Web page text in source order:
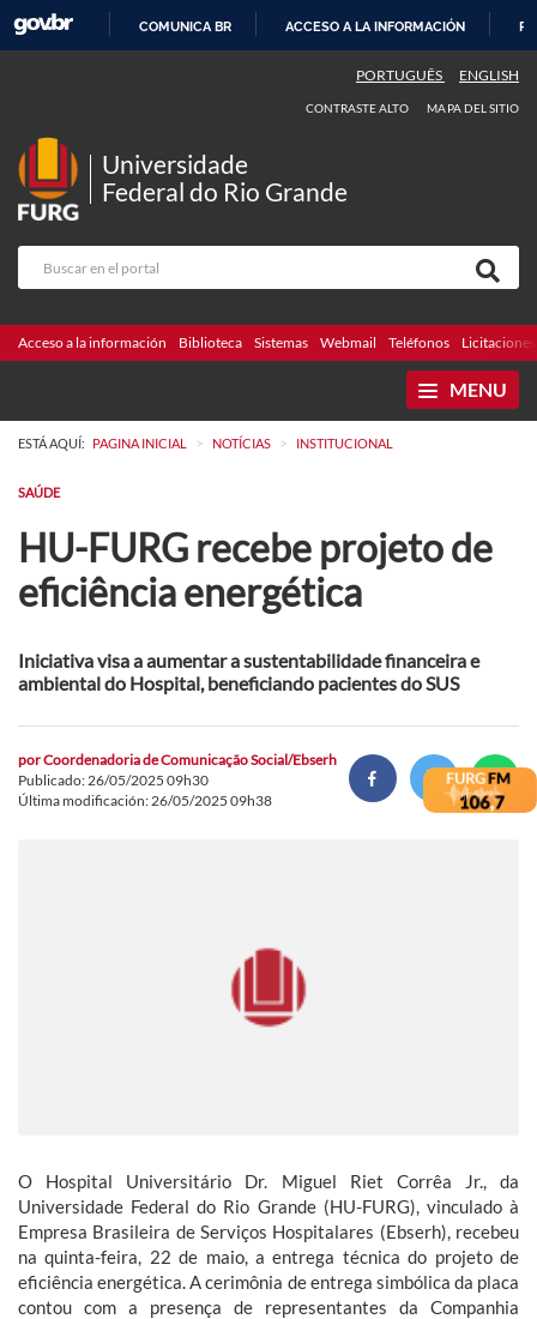
CONTENIDO
COMUNICA BR ACCESO A LA INFORMACIÓN
PORTUGUÊS ENGLISH
CONTRASTE ALTO MAPA DEL SITIO
Universidade
Federal do Rio Grande
Acceso a la información Biblioteca Sistemas Webmail Teléfonos Licitaciones
MENU
ESTÁ AQUÍ: PAGINA INICIAL > NOTÍCIAS > INSTITUCIONAL
SAÚDE
HU-FURG recebe projeto de
eficiência energética
Iniciativa visa a aumentar a sustentabilidade financeira e
ambiental do Hospital, beneficiando pacientes do SUS
porCoordenadoria de Comunicação Social/Ebserh
Publicado: 26/05/2025 09h30
Última modificación: 26/05/2025 09h38
O Hospital Universitário Dr. Miguel Riet Corrêa Jr., da
Universidade Federal do Rio Grande (HU-FURG), vinculado à
Empresa Brasileira de Serviços Hospitalares (Ebserh), recebeu
na quinta-feira, 22 de maio, a entrega técnica do projeto de
eficiência energética. A cerimônia de entrega simbólica da placa
contou com a presença de representantes da Companhia